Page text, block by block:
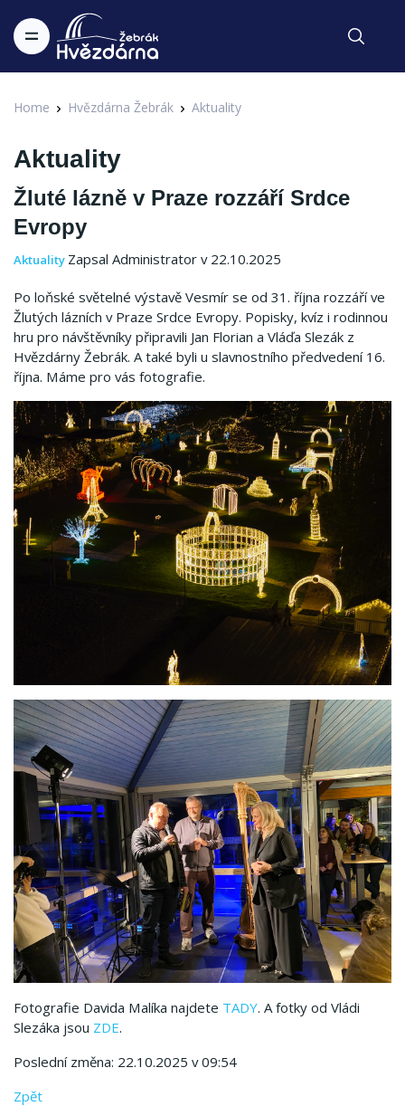
Home Hvězdárna Žebrák Aktuality
Aktuality
Žluté lázně v Praze rozzáří Srdce
Evropy
Aktuality Zapsal Administrator v 22.10.2025
Po loňské světelné výstavě Vesmír se od 31. října rozzáří ve
Žlutých lázních v Praze Srdce Evropy. Popisky, kvíz i rodinnou
hru pro návštěvníky připravili Jan Florian a Vláďa Slezák z
Hvězdárny Žebrák. A také byli u slavnostního předvedení 16.
října. Máme pro vás fotografie.
Fotografie Davida Malíka najdete TADY. A fotky od Vládi
Slezáka jsou ZDE.
Poslední změna: 22.10.2025 v 09:54
Zpět